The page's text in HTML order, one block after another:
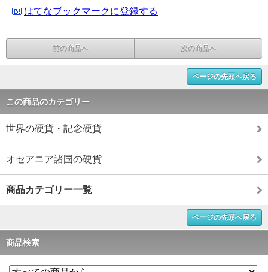
はてなブックマークに登録する
前の商品へ 次の商品へ
ページの先頭へ戻る
この商品のカテゴリー
世界の硬貨・記念硬貨
オセアニア諸国の硬貨
商品カテゴリー一覧
ページの先頭へ戻る
商品検索